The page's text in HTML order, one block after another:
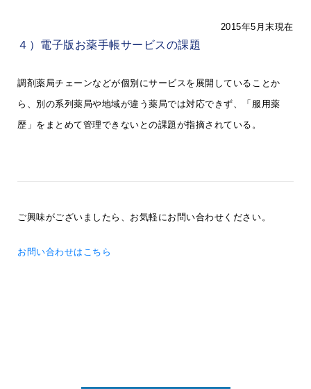
2015年5月末現在
４）電子版お薬手帳サービスの課題
調剤薬局チェーンなどが個別にサービスを展開していることか
ら、別の系列薬局や地域が違う薬局では対応できず、「服用薬
歴」をまとめて管理できないとの課題が指摘されている。
ご興味がございましたら、お気軽にお問い合わせください。
お問い合わせはこちら